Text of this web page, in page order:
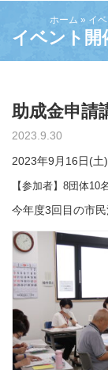
ホーム » イ
イベント開
助成金申請
2023.9.30
2023年9月16日(
【参加者】8団体10名
今年度3回目の市民